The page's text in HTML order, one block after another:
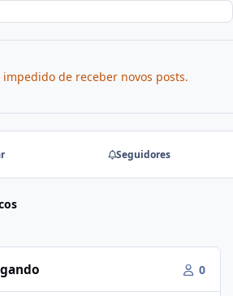
impedido de receber novos posts.
Seguidores
0